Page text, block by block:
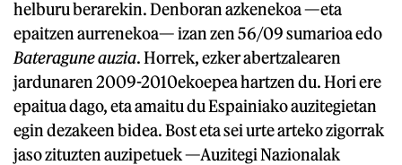
helburu berarekin. Denboran azkenekoa —eta
epaitzen aurrenekoa— izan zen 56/09 sumarioa edo
Bateragune auzia. Horrek, ezker abertzalearen
jardunaren 2009-2010ekoepea hartzen du. Hori ere
epaitua dago, eta amaitu du Espainiako auzitegietan
egin dezakeen bidea. Bost eta sei urte arteko zigorrak
jaso zituzten auzipetuek —Auzitegi Nazionalak